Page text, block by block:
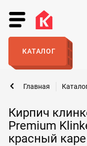
КАТАЛОГ
Кирпич
Premium
красный
Главная